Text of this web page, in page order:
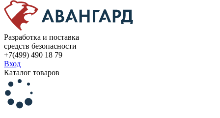
Разработка и поставка
средств безопасности
+7(499) 490 18 79
Вход
Каталог товаров